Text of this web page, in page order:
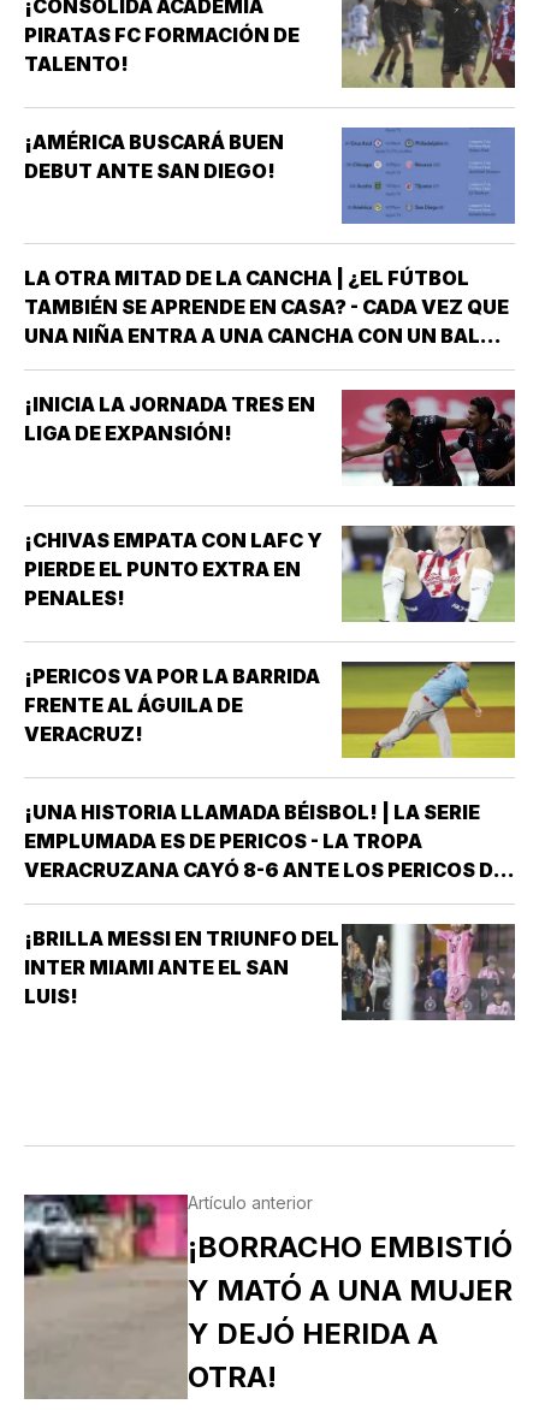
¡CONSOLIDA ACADEMIA
PIRATAS FC FORMACIÓN DE
TALENTO!
¡AMÉRICA BUSCARÁ BUEN
DEBUT ANTE SAN DIEGO!
LA OTRA MITAD DE LA CANCHA | ¿EL FÚTBOL
TAMBIÉN SE APRENDE EN CASA? - CADA VEZ QUE
UNA NIÑA ENTRA A UNA CANCHA CON UN BALÓN
BAJO EL BRAZO, NO LLEGA SOLA *DETRÁS DE
ELLA SIEMPRE HAY ALGUIEN QUE LA LLEVÓ AL
ENTRENAMIENTO, QUE HIZO EL ESFUERZO…
¡INICIA LA JORNADA TRES EN
LIGA DE EXPANSIÓN!
¡CHIVAS EMPATA CON LAFC Y
PIERDE EL PUNTO EXTRA EN
PENALES!
¡PERICOS VA POR LA BARRIDA
FRENTE AL ÁGUILA DE
VERACRUZ!
¡UNA HISTORIA LLAMADA BÉISBOL! | LA SERIE
EMPLUMADA ES DE PERICOS - LA TROPA
VERACRUZANA CAYÓ 8-6 ANTE LOS PERICOS DE
PUEBLA EN EL SEGUNDO JUEGO DE LA ÚLTIMA
SERIE DE LA TEMPORADA REGULAR EN EL
ESTADIO HERMANOS SERDÁN, CON LO QUE LOS
POBLANOS…
¡BRILLA MESSI EN TRIUNFO DEL
INTER MIAMI ANTE EL SAN
LUIS!
Artículo anterior
¡BORRACHO EMBISTIÓ
Y MATÓ A UNA MUJER
Y DEJÓ HERIDA A
OTRA!